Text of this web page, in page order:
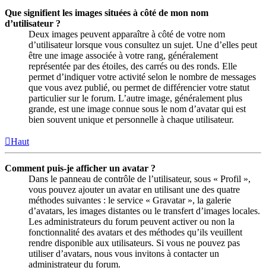
Que signifient les images situées à côté de mon nom
d’utilisateur ?
Deux images peuvent apparaître à côté de votre nom
d’utilisateur lorsque vous consultez un sujet. Une d’elles peut
être une image associée à votre rang, généralement
représentée par des étoiles, des carrés ou des ronds. Elle
permet d’indiquer votre activité selon le nombre de messages
que vous avez publié, ou permet de différencier votre statut
particulier sur le forum. L’autre image, généralement plus
grande, est une image connue sous le nom d’avatar qui est
bien souvent unique et personnelle à chaque utilisateur.
Haut
Comment puis-je afficher un avatar ?
Dans le panneau de contrôle de l’utilisateur, sous « Profil »,
vous pouvez ajouter un avatar en utilisant une des quatre
méthodes suivantes : le service « Gravatar », la galerie
d’avatars, les images distantes ou le transfert d’images locales.
Les administrateurs du forum peuvent activer ou non la
fonctionnalité des avatars et des méthodes qu’ils veuillent
rendre disponible aux utilisateurs. Si vous ne pouvez pas
utiliser d’avatars, nous vous invitons à contacter un
administrateur du forum.